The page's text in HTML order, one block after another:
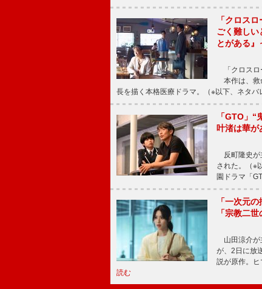
「クロス
ごく難しい
とがある』
「クロスロ
本作は、救
長を描く本格医療ドラマ。（※以下、ネタ
「GTO」
叶渚は華が
反町隆史が
された。（※
園ドラマ「
「一次元
「宗教二
山田涼介が
が、2日に放
説が原作。
読む